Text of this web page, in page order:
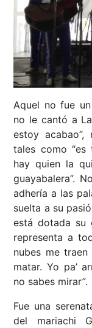
Aquel no fue
no le cantó a
estoy
tales como
hay quien la
guayabalera”.
adhería a las
suelta a su
está dotada su
representa a
nubes me
matar. Yo pa’
no sabes mirar”.
Fue una
del mariachi